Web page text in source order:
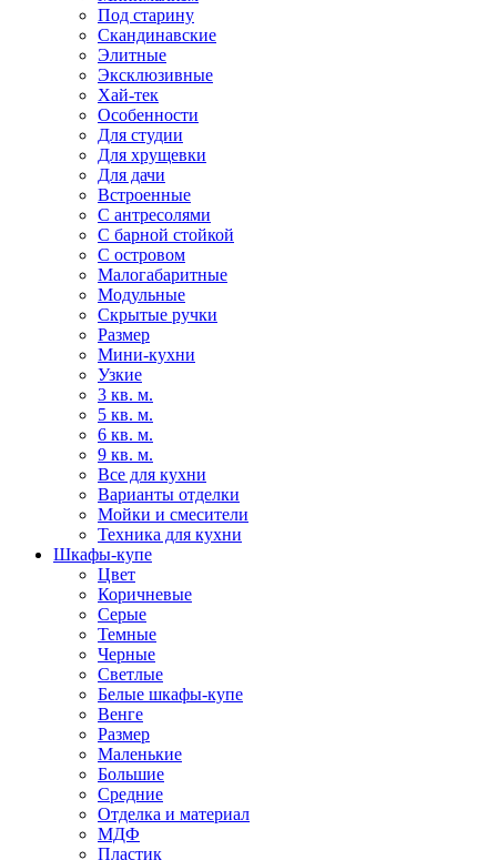
Под старину
Скандинавские
Элитные
Эксклюзивные
Хай-тек
Особенности
Для студии
Для хрущевки
Для дачи
Встроенные
С антресолями
С барной стойкой
С островом
Малогабаритные
Модульные
Скрытые ручки
Размер
Мини-кухни
Узкие
3 кв. м.
5 кв. м.
6 кв. м.
9 кв. м.
Все для кухни
Варианты отделки
Мойки и смесители
Техника для кухни
Шкафы-купе
Цвет
Коричневые
Серые
Темные
Черные
Светлые
Белые шкафы-купе
Венге
Размер
Маленькие
Большие
Средние
Отделка и материал
МДФ
Пластик